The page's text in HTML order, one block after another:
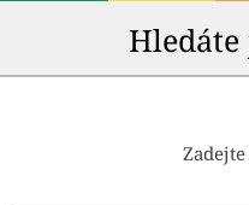
Hledáte